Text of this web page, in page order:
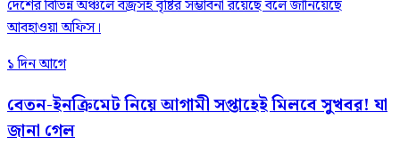
দেশের বিভিন্ন অঞ্চলে বজ্রসহ বৃষ্টির সম্ভাবনা রয়েছে বলে জানিয়েছে
আবহাওয়া অফিস।
১ দিন আগে
বেতন-ইনক্রিমেট নিয়ে আগামী সপ্তাহেই মিলবে সুখবর! যা
জানা গেল